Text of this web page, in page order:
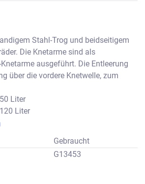
Stahl-Trog und beidseitigem
Die Knetarme sind als
ausgeführt. Die Entleerung
über die vordere Knetwelle, zum
Liter
Liter
Gebraucht
G13453